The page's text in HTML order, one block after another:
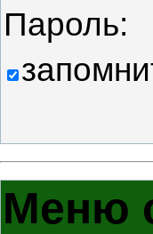
Пароль:
Меню